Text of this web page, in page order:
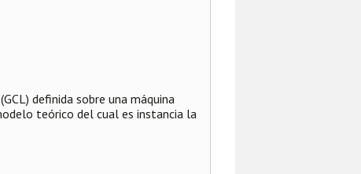
definida sobre una máquina
teórico del cual es instancia la